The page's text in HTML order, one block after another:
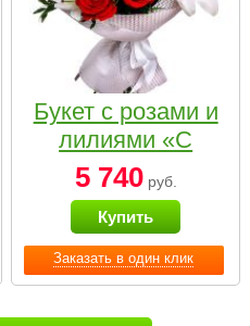
Заказать в один клик
Букет с розами и
лилиями «С
наилучшими
пожеланиями»
5 740руб.
Купить